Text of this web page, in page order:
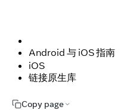
Android 与 iOS 指南
iOS
链接原生库
Copy page